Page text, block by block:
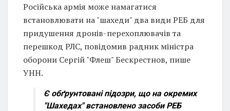
Російська армія може намагатися
встановлювати на "шахеди" два види РЕБ для
придушення дронів-перехоплювачів та
перешкод РЛС, повідомив радник міністра
оборони Сергій "Флеш" Бескрестнов, пише
УНН.
Є обґрунтовані підозри, що на окремих
"Шахедах" встановлено засоби РЕБ